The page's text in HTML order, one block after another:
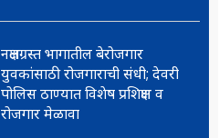
नक्षलग्रस्त भागातील बेरोजगार
युवकांसाठी रोजगाराची संधी; देवरी
पोलिस ठाण्यात विशेष प्रशिक्षण व
रोजगार मेळावा